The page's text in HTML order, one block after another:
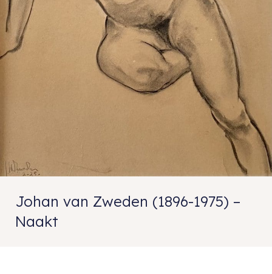
Johan van Zweden (1896-1975) –
Naakt